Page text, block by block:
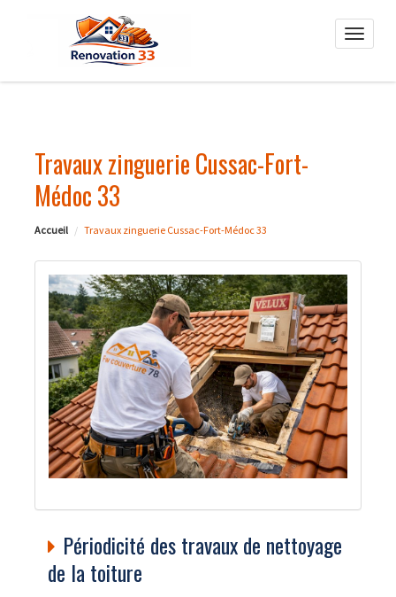
Toggle
Travaux zinguerie Cussac-Fort-
Médoc 33
Accueil Travaux zinguerie Cussac-Fort-Médoc 33
Périodicité des travaux de nettoyage
de la toiture